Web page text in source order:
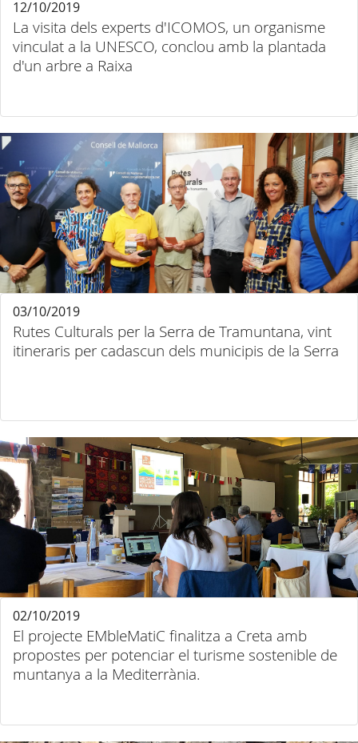
La visita dels experts d'ICOMOS, un organisme
vinculat a la UNESCO, conclou amb la plantada
d'un arbre a Raixa
12/10/2019
Rutes Culturals per la Serra de Tramuntana, vint
itineraris per cadascun dels municipis de la Serra
03/10/2019
El projecte EMbleMatiC finalitza a Creta amb
propostes per potenciar el turisme sostenible de
muntanya a la Mediterrània.
02/10/2019